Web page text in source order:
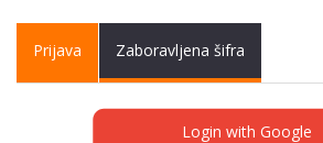
Primary tabs
Prijava (activeZaboravljena šifra
Login with Google